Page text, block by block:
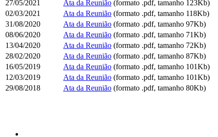
27/05/2021
Ata da Reunião (formato .pdf, tamanho 123Kb)
02/03/2021
Ata da Reunião (formato .pdf, tamanho 118Kb)
31/08/2020
Ata da Reunião (formato .pdf, tamanho 97Kb)
08/06/2020
Ata da Reunião (formato .pdf, tamanho 71Kb)
13/04/2020
Ata da Reunião (formato .pdf, tamanho 72Kb)
28/02/2020
Ata da Reunião (formato .pdf, tamanho 87Kb)
16/05/2019
Ata da Reunião (formato .pdf, tamanho 101Kb)
12/03/2019
Ata da Reunião (formato .pdf, tamanho 101Kb)
29/08/2018
Ata da Reunião (formato .pdf, tamanho 80Kb)